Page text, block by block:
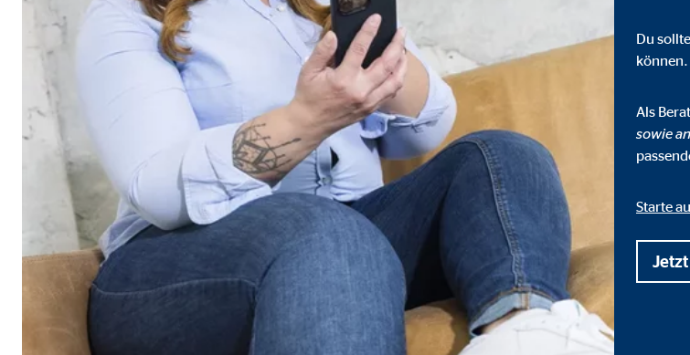
Du
Als
sowie
Starte
Statistik Cookies
Statistik Cookies erfassen Informationen anonym. Diese Informationen helfen uns zu verstehen, wie
Google Analytics | Empfänger: OVB, Google Ireland Ltd.
_ga, _gat_UA-41411249-1, _gid
Anbieter: Google Ireland Ltd.
Zweck: Erhebung von Statistiken zur Website-Nutzung
Cookie Laufzeit: bis zu 14 Monate
Marketing Cookies
Marketing Cookies werden eingesetzt, um personalisierte Werbung anzuzeigen. Zu diesem Zweck